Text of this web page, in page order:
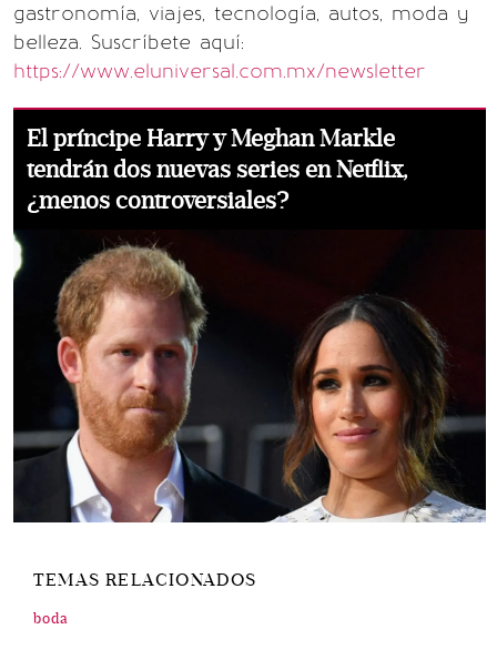
gastronomía, viajes, tecnología, autos, moda y
belleza. Suscríbete aquí:
https://www.eluniversal.com.mx/newsletter
El príncipe Harry y Meghan Markle
tendrán dos nuevas series en Netflix,
¿menos controversiales?
TEMAS RELACIONADOS
boda